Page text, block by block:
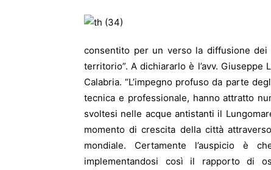
consentito per un verso la diffusione
territorio”. A dichiararlo è l’avv.
Calabria. “L’impegno profuso da parte
tecnica e professionale, hanno attratto
svoltesi nelle acque antistanti il
momento di crescita della città
mondiale. Certamente l’auspicio è
implementandosi così il rapporto di